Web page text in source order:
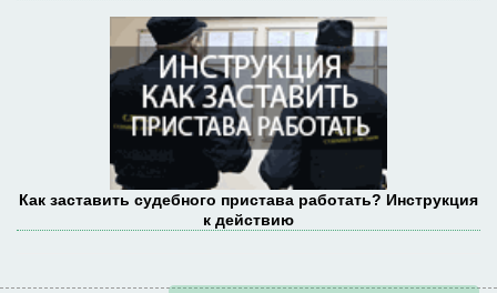
Как заставить судебного пристава работать? Инструкция
к действию